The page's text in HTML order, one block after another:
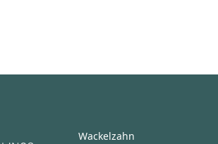
Wackelzahn